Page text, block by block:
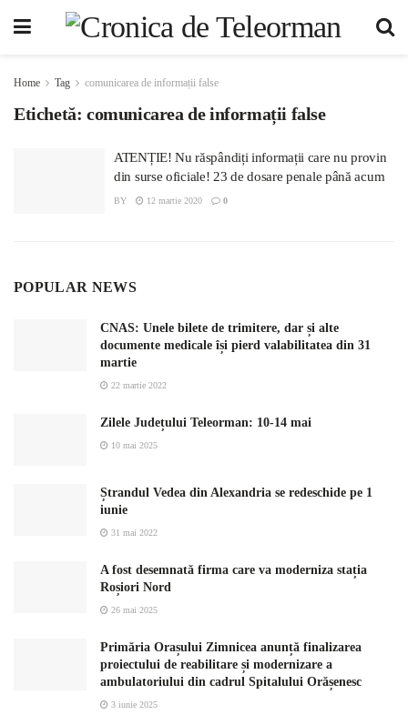
Home Tag comunicarea de informații false
Etichetă: comunicarea de informații false
ATENȚIE! Nu răspândiți informații care nu provin
din surse oficiale! 23 de dosare penale până acum
BY 12 martie 2020 0
POPULAR NEWS
CNAS: Unele bilete de trimitere, dar și alte
documente medicale își pierd valabilitatea din 31
martie
22 martie 2022
Zilele Județului Teleorman: 10-14 mai
10 mai 2025
Ștrandul Vedea din Alexandria se redeschide pe 1
iunie
31 mai 2022
A fost desemnată firma care va moderniza stația
Roșiori Nord
26 mai 2025
Primăria Orașului Zimnicea anunță finalizarea
proiectului de reabilitare și modernizare a
ambulatoriului din cadrul Spitalului Orășenesc
3 iunie 2025